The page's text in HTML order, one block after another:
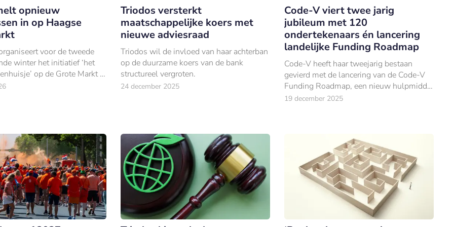
opnieuw
in op Haagse
voor de tweede
winter het initiatief ‘het
op de Grote Markt in
Triodos versterkt
maatschappelijke koers met
nieuwe adviesraad
Triodos wil de invloed van haar achterban
op de duurzame koers van de bank
structureel vergroten.
24 december 2025
Code-V viert twee jarig
jubileum met 120
ondertekenaars én lancering
landelijke Funding Roadmap
Code-V heeft haar tweejarig bestaan
gevierd met de lancering van de Code-V
Funding Roadmap, een nieuw hulpmiddel
dat ondernemers ondersteunt bij het
19 december 2025